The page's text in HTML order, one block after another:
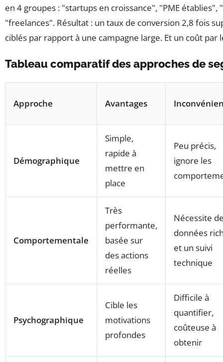
en 4 groupes : "startups en croissance", "PME établies",
"freelances". Résultat : un taux de conversion 2,8 fois
ciblés par rapport à une campagne large. Et un coût par
Tableau comparatif des approches de
Approche Avantages
Démographique
Simple,
rapide à
mettre en
place
Peu précis,
ignore les
Comportementale
Très
performante,
basée sur
des actions
réelles
Nécessite
données
et un suivi
technique
Psychographique
Cible les
motivations
profondes
Difficile à
quantifier,
coûteuse à
obtenir